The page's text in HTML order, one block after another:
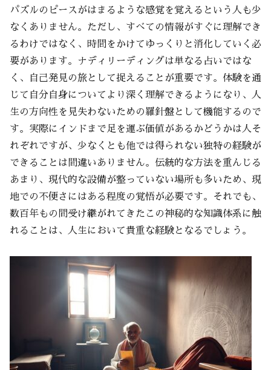
パズルのピースがはまるような感覚を覚えるという人も少
なくありません。ただし、すべての情報がすぐに理解でき
るわけではなく、時間をかけてゆっくりと消化していく必
要があります。ナディリーディングは単なる占いではな
く、自己発見の旅として捉えることが重要です。体験を通
じて自分自身についてより深く理解できるようになり、人
生の方向性を見失わないための羅針盤として機能するので
す。実際にインドまで足を運ぶ価値があるかどうかは人そ
れぞれですが、少なくとも他では得られない独特の経験が
できることは間違いありません。伝統的な方法を重んじる
あまり、現代的な設備が整っていない場所も多いため、現
地での不便さにはある程度の覚悟が必要です。それでも、
数百年もの間受け継がれてきたこの神秘的な知識体系に触
れることは、人生において貴重な経験となるでしょう。